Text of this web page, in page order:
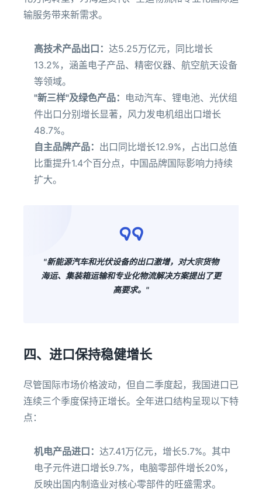
输服务带来新需求。
高技术产品出口： 达5.25万亿元，同比增长
13.2%，涵盖电子产品、精密仪器、航空航天设备
等领域。
"新三样"及绿色产品： 电动汽车、锂电池、光伏组
件出口分别增长显著，风力发电机组出口增长
48.7%。
自主品牌产品： 出口同比增长12.9%，占出口总值
比重提升1.4个百分点，中国品牌国际影响力持续
扩大。
"新能源汽车和光伏设备的出口激增，对大宗货物
海运、集装箱运输和专业化物流解决方案提出了更
高要求。"
四、进口保持稳健增长
尽管国际市场价格波动，但自二季度起，我国进口已
连续三个季度保持正增长。全年进口结构呈现以下特
点：
机电产品进口： 达7.41万亿元，增长5.7%。其中
电子元件进口增长9.7%，电脑零部件增长20%，
反映出国内制造业对核心零部件的旺盛需求。